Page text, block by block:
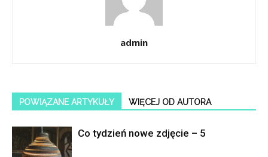
admin
POWIĄZANE ARTYKUŁY WIĘCEJ OD AUTORA
Co tydzień nowe zdjęcie – 5